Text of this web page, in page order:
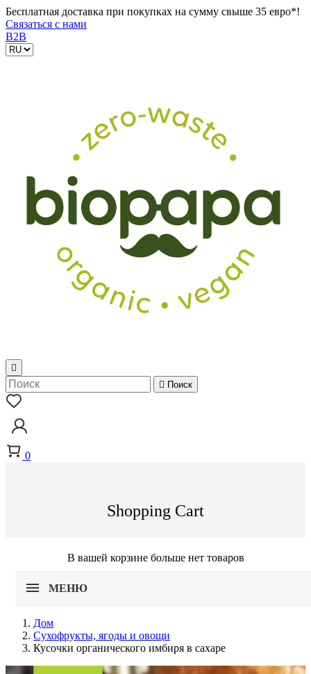
Бесплатная доставка при покупках на сумму свыше 35 евро*!
Связаться с нами
B2B

 Поиск
0
Shopping Cart
В вашей корзине больше нет товаров
МЕНЮ
Дом
Сухофрукты, ягоды и овощи
Кусочки органического имбиря в сахаре